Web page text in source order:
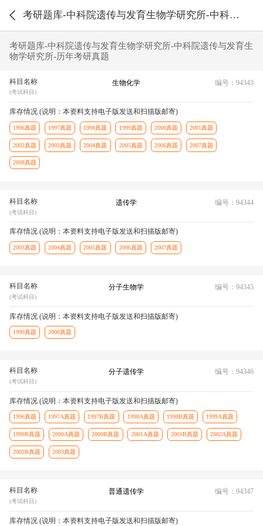
考研题库-中科院遗传与发育生物学研究所-中科院遗传与发育生物学研究所-历年考研真题
考研题库-中科院遗传与发育生物学研究所-中科院遗传与发育生
物学研究所-历年考研真题
科目名称
(考试科目)
生物化学 编号：94343
库存情况 (说明：本资料支持电子版发送和扫描版邮寄)
1996真题 1997真题 1998真题 1999真题 2000真题 2001真题
2002真题 2003真题 2004真题 2005真题 2006真题 2007真题
2008真题
科目名称
(考试科目)
遗传学 编号：94344
库存情况 (说明：本资料支持电子版发送和扫描版邮寄)
2003真题 2004真题 2005真题 2006真题 2007真题
科目名称
(考试科目)
分子生物学 编号：94345
库存情况 (说明：本资料支持电子版发送和扫描版邮寄)
1999真题 2000真题
科目名称
(考试科目)
分子遗传学 编号：94346
库存情况 (说明：本资料支持电子版发送和扫描版邮寄)
1996真题 1997A真题 1997B真题 1998A真题 1998B真题 1999A真题
1999B真题 2000A真题 2000B真题 2001A真题 2001B真题 2002A真题
2002B真题 2003真题
科目名称
(考试科目)
普通遗传学 编号：94347
库存情况 (说明：本资料支持电子版发送和扫描版邮寄)